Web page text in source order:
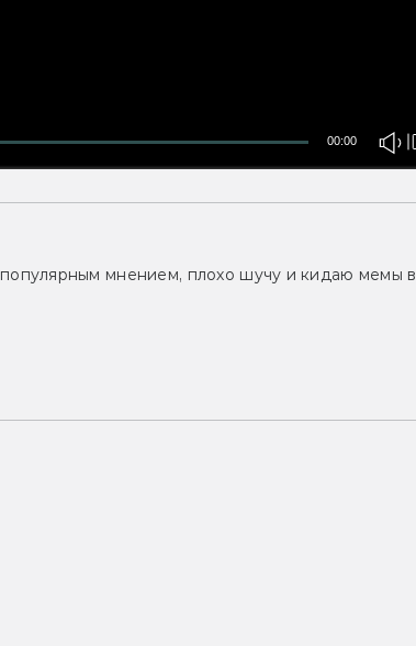
00:00
мнением, плохо шучу и кидаю мемы в